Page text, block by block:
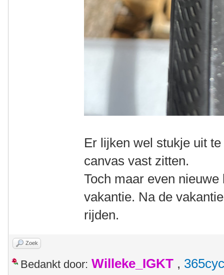
Er lijken wel stukje uit
canvas vast zitten.
Toch maar even
vakantie. Na de
rijden.
Zoek
Bedankt door: Willeke_IGKT ,